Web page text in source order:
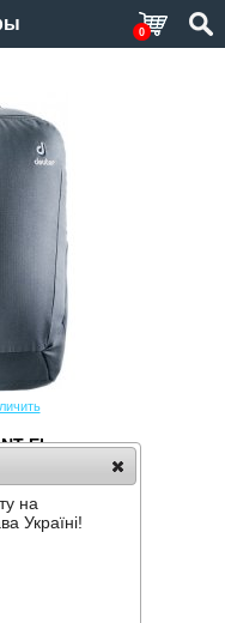
0
EL
на
Україні!